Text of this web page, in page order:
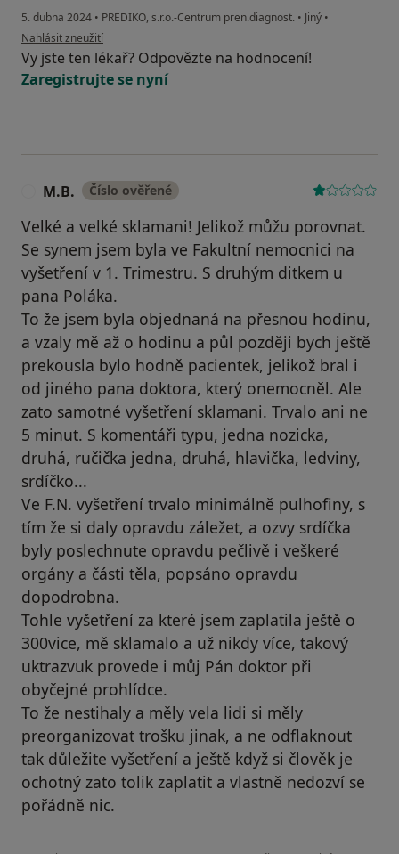
5. dubna 2024 • PREDIKO, s.r.o.-Centrum pren.diagnost. • Jiný •
podle názoru uživatele Nedostačující vyšetření a chování doktora
Nahlásit zneužití
Vy jste ten lékař? Odpovězte na hodnocení!
Zaregistrujte se nyní
M.B. Číslo ověřené
Velké a velké sklamani! Jelikož můžu porovnat.
Se synem jsem byla ve Fakultní nemocnici na
vyšetření v 1. Trimestru. S druhým ditkem u
pana Poláka.
To že jsem byla objednaná na přesnou hodinu,
a vzaly mě až o hodinu a půl později bych ještě
prekousla bylo hodně pacientek, jelikož bral i
od jiného pana doktora, který onemocněl. Ale
zato samotné vyšetření sklamani. Trvalo ani ne
5 minut. S komentáři typu, jedna nozicka,
druhá, ručička jedna, druhá, hlavička, ledviny,
srdíčko...
Ve F.N. vyšetření trvalo minimálně pulhofiny, s
tím že si daly opravdu záležet, a ozvy srdíčka
byly poslechnute opravdu pečlivě i veškeré
orgány a části těla, popsáno opravdu
dopodrobna.
Tohle vyšetření za které jsem zaplatila ještě o
300vice, mě sklamalo a už nikdy více, takový
uktrazvuk provede i můj Pán doktor při
obyčejné prohlídce.
To že nestihaly a měly vela lidi si měly
preorganizovat trošku jinak, a ne odflaknout
tak důležite vyšetření a ještě když si člověk je
ochotný zato tolik zaplatit a vlastně nedozví se
pořádně nic.